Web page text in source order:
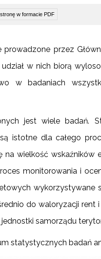
w formacie PDF
przez
w nich biorą
w badaniach
jest wiele badań.
istotne dla całego
na wielkość
monitorowania i
wykorzystywane
do waloryzacji rent
samorządu
statystycznych badań